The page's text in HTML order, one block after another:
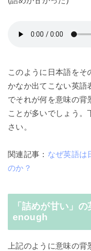
このように日本語をそ
かなか出てこない英語
でそれが何を意味の背
ことが多いでしょう。
さい。
関連記事： なぜ英語は
のか？
「詰めが甘い」
enough
上記のように意味の背